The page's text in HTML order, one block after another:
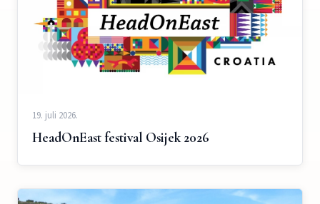
19. juli 2026.
HeadOnEast festival Osijek 2026